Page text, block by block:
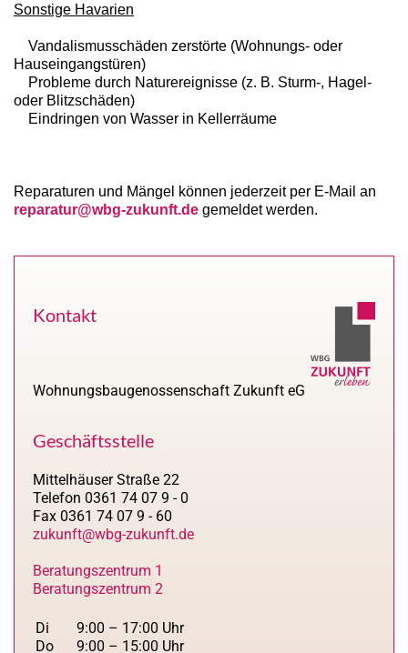
Sonstige Havarien
Vandalismusschäden zerstörte (Wohnungs- oder
Hauseingangstüren)
Probleme durch Naturereignisse (z. B. Sturm-, Hagel-
oder Blitzschäden)
Eindringen von Wasser in Kellerräume
Reparaturen und Mängel können jederzeit per E-Mail an
reparatur@wbg-zukunft.de gemeldet werden.
Kontakt
Wohnungsbaugenossenschaft Zukunft eG
Geschäftsstelle
Mittelhäuser Straße 22
Telefon 0361 74 07 9 - 0
Fax 0361 74 07 9 - 60
zukunft@wbg-zukunft.de
Beratungszentrum 1
Beratungszentrum 2
Di
Do
9:00 – 17:00 Uhr
9:00 – 15:00 Uhr